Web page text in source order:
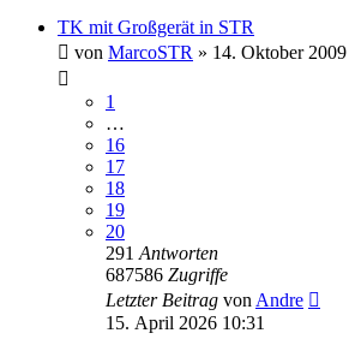
TK mit Großgerät in STR
von MarcoSTR » 14. Oktober
1
…
16
17
18
19
20
291 Antworten
687586 Zugriffe
Letzter Beitrag von Andre
15. April 2026 10:31